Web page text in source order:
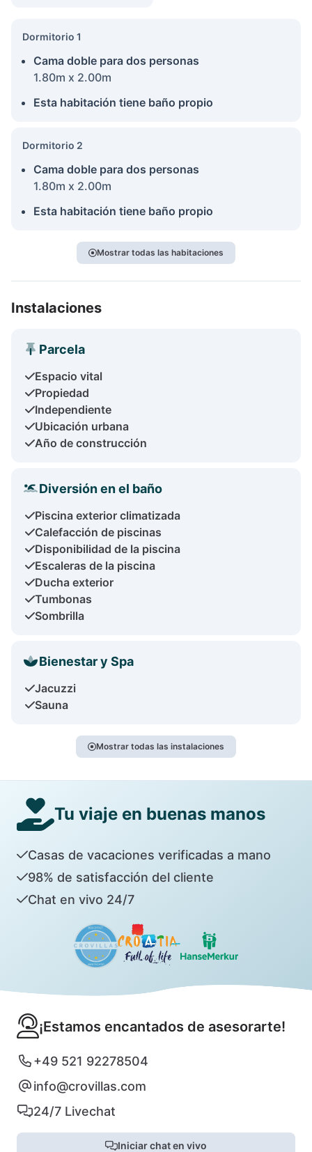
Dormitorio 1
Cama doble para dos personas
1.80m x 2.00m
Esta habitación tiene baño propio
Dormitorio 2
Cama doble para dos personas
1.80m x 2.00m
Esta habitación tiene baño propio
Mostrar todas las habitaciones
Instalaciones
Parcela
Espacio vital
Propiedad
Independiente
Ubicación urbana
Año de construcción
Diversión en el baño
Piscina exterior climatizada
Calefacción de piscinas
Disponibilidad de la piscina
Escaleras de la piscina
Ducha exterior
Tumbonas
Sombrilla
Bienestar y Spa
Jacuzzi
Sauna
Mostrar todas las instalaciones
Tu viaje en buenas manos
Casas de vacaciones verificadas a mano
98% de satisfacción del cliente
Chat en vivo 24/7
¡Estamos encantados de asesorarte!
+49 521 92278504
info@crovillas.com
24/7 Livechat
Iniciar chat en vivo